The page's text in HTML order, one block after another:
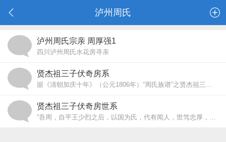
泸州周氏
泸州周氏宗亲 周厚强1
四川泸州周氏水花房寻亲
贤杰祖三子伏奇房系
据《清朝加庆十年》（公元1806年）“周氏族谱”之贤杰祖三子伏奇房系记载，明朝时十一世仲高祖、十三世奉逸祖、十四世廷继祖入川；清朝康熙 ...
贤杰祖三子伏奇房世系
“吾周，自平王少烈之后，以国为氏，代有闻人，世笃忠厚，汉末都督公瑾，徙庐陵鸟东，沂滨公徒泥田，子孙蕃盛越世而”。 “惟我祖国瑾，功 ...